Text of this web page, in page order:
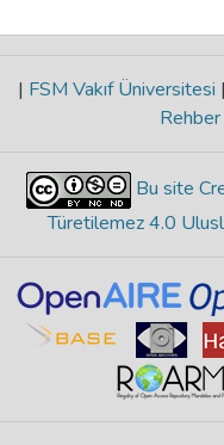
| FSM Vakıf Üniversitesi |
Rehber
Bu site
Türetilemez 4.0